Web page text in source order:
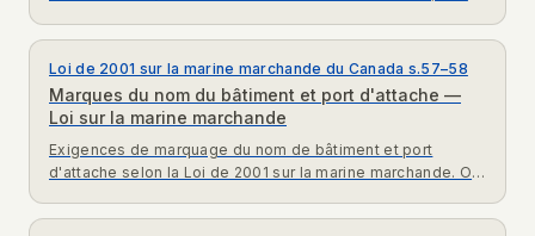
Loi de 2001 sur la marine marchande du Canada s.57–58
Marques du nom du bâtiment et port d'attache —
Loi sur la marine marchande
Exigences de marquage du nom de bâtiment et port
d'attache selon la Loi de 2001 sur la marine marchande. Où